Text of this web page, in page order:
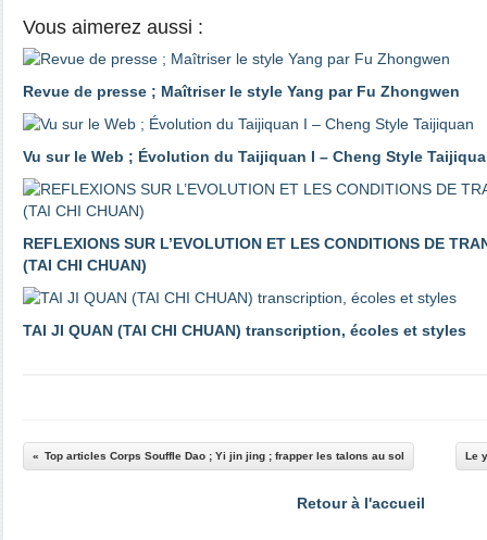
Vous aimerez aussi :
Revue de presse ; Maîtriser le style Yang par Fu Zhongwen
Vu sur le Web ; Évolution du Taijiquan I – Cheng Style
REFLEXIONS SUR L’EVOLUTION ET LES CONDITIONS DE
(TAI CHI CHUAN)
TAI JI QUAN (TAI CHI CHUAN) transcription, écoles et styles
Top articles Corps Souffle Dao ; Yi jin jing ; frapper les talons au sol Le
Retour à l'accueil